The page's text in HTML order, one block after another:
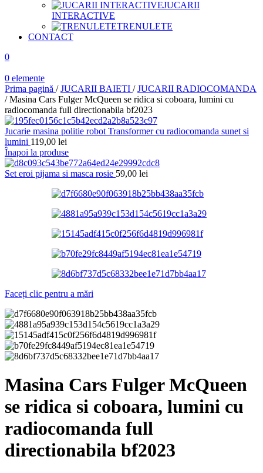
JUCARII
INTERACTIVE
TRENULETE
CONTACT
0
0 elemente
Prima pagină / JUCARII BAIETI / JUCARII RADIOCOMANDA
/ Masina Cars Fulger McQueen se ridica si coboara, lumini cu
radiocomanda full directionabila bf2023
Jucarie masina politie robot Transformer cu radiocomanda sunet si
lumini 119,00 lei
Înapoi la produse
Set eroi pijama si masca rosie 59,00 lei
Faceți clic pentru a mări
Masina Cars Fulger McQueen
se ridica si coboara, lumini cu
radiocomanda full
directionabila bf2023